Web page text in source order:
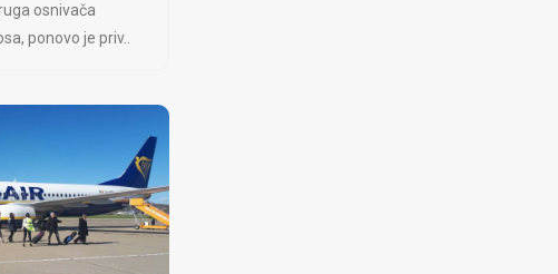
osnivača
ponovo je priv..